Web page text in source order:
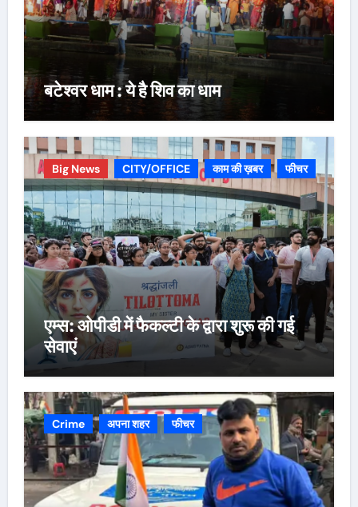
बटेश्वर धाम : ये है शिव का धाम
Big News CITY/OFFICE काम की ख़बर फीचर
एम्स: ओपीडी में फैकल्टी के द्वारा शुरू की गई
सेवाएं
Crime अपना शहर फीचर